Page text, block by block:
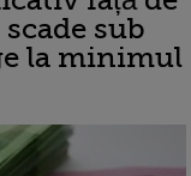
sub
la minimul